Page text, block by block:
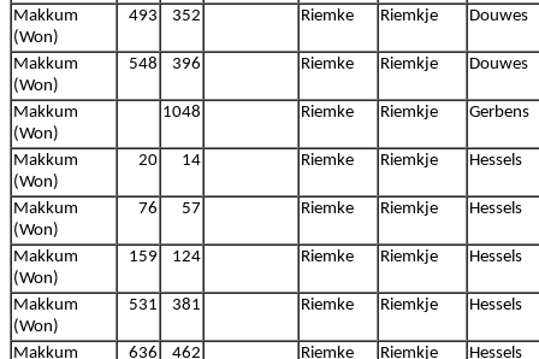
Makkum
(Won)
493 352 Riemke Riemkje Douwes
Makkum
(Won)
548 396 Riemke Riemkje Douwes
Makkum
(Won)
1048 Riemke Riemkje Gerbens
Makkum
(Won)
20 14 Riemke Riemkje Hessels
Makkum
(Won)
76 57 Riemke Riemkje Hessels
Makkum
(Won)
159 124 Riemke Riemkje Hessels
Makkum
(Won)
531 381 Riemke Riemkje Hessels
Makkum
636 462 Riemke Riemkje Hessels